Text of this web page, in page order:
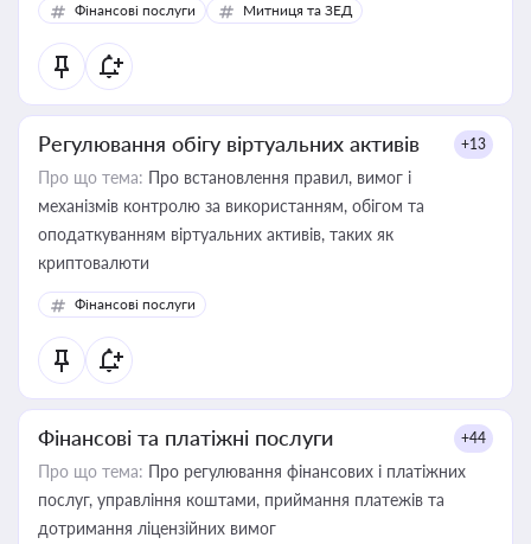
Фінансові послуги Митниця та ЗЕД
Регулювання обігу віртуальних активів +13
Про що тема: Про встановлення правил, вимог і
механізмів контролю за використанням, обігом та
оподаткуванням віртуальних активів, таких як
криптовалюти
Фінансові послуги
Фінансові та платіжні послуги +44
Про що тема: Про регулювання фінансових і платіжних
послуг, управління коштами, приймання платежів та
дотримання ліцензійних вимог